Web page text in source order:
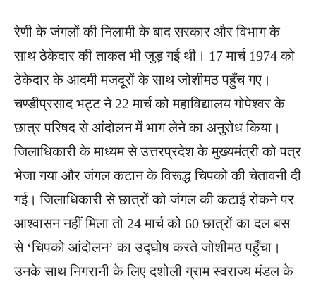
रेणी के जंगलों की निलामी के बाद सरकार और विभाग के
साथ ठेकेदार की ताकत भी जुड़ गई थी। 17 मार्च 1974 को
ठेकेदार के आदमी मजदूरों के साथ जोशीमठ पहुँच गए।
चण्डीप्रसाद भट्ट ने 22 मार्च को महाविद्यालय गोपेश्वर के
छात्र परिषद से आंदोलन में भाग लेने का अनुरोध किया।
जिलाधिकारी के माध्यम से उत्तरप्रदेश के मुख्यमंत्री को पत्र
भेजा गया और जंगल कटान के विरूद्ध चिपको की चेतावनी दी
गई। जिलाधिकारी से छात्रों को जंगल की कटाई रोकने पर
आश्वासन नहीं मिला तो 24 मार्च को 60 छात्रों का दल बस
से ‘चिपको आंदोलन’ का उद्घोष करते जोशीमठ पहुँचा।
उनके साथ निगरानी के लिए दशोली ग्राम स्वराज्य मंडल के